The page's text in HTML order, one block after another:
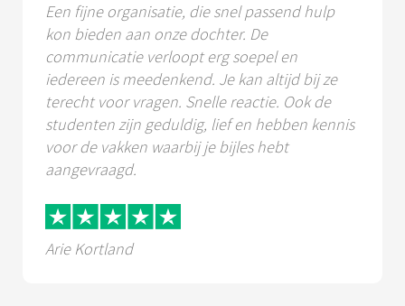
Een fijne organisatie, die snel passend hulp
kon bieden aan onze dochter. De
communicatie verloopt erg soepel en
iedereen is meedenkend. Je kan altijd bij ze
terecht voor vragen. Snelle reactie. Ook de
studenten zijn geduldig, lief en hebben kennis
voor de vakken waarbij je bijles hebt
aangevraagd.
Arie Kortland